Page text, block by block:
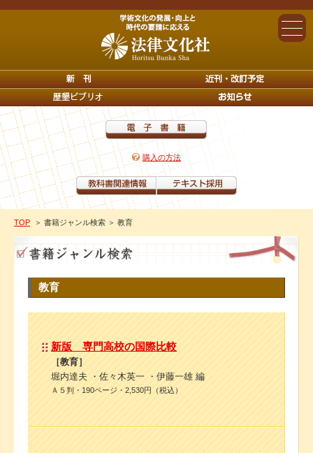
購入の方法
TOP ＞ 書籍ジャンル検索 ＞ 教育
教育
新版 専門高校の国際比較
［教育］
堀内達夫 ・佐々木英一 ・伊藤一雄 編
Ａ５判・190ページ・2,530円（税込）